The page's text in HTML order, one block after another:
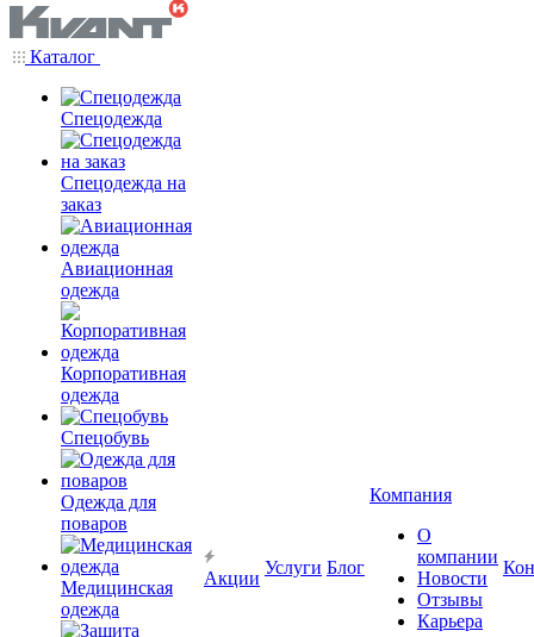
Каталог
Спецодежда
Спецодежда на
заказ
Авиационная
одежда
Корпоративная
одежда
Спецобувь
Одежда для
поваров
Медицинская
одежда
Акции
Услуги Блог
Компания
О
компании
Новости
Отзывы
Карьера